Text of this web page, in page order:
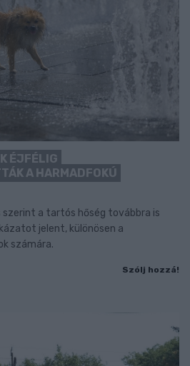
ÉJFÉLIG
A HARMADFOKÚ
a tartós hőség továbbra is
jelent, különösen a
számára.
Szólj hozzá!